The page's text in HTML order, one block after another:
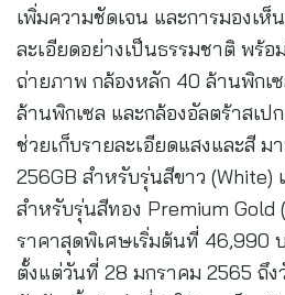
เพิ่มความชัดเจน และการมองเห็
ละเอียดอย่างเป็นธรรมชาติ พร้
ถ่ายภาพ กล้องหลัก 40 ล้านพิกเซ
ล้านพิกเซล และกล้องอัลตร้าสเป
ช่วยเก็บรายละเอียดแสงและสี
256GB สำหรับรุ่นสีขาว (White)
สำหรับรุ่นสีทอง Premium Gold
ราคาสุดพิเศษเริ่มต้นที่ 46,990
ตั้งแต่วันที่ 28 มกราคม 2565 ถึ